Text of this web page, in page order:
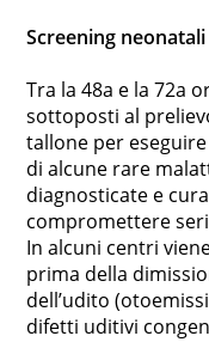
Screening neonatali
Tra la 48a e la 72a
sottoposti al
tallone per
di alcune rare
diagnosticate e
compromettere
In alcuni centri
prima della
dell’udito
difetti uditivi